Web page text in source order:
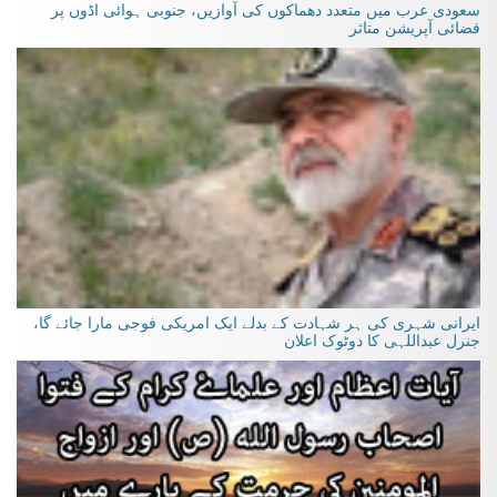
سعودی عرب میں متعدد دھماکوں کی آوازیں، جنوبی ہوائی اڈوں پر
فضائی آپریشن متاثر
ایرانی شہری کی ہر شہادت کے بدلے ایک امریکی فوجی مارا جائے گا،
جنرل عبداللہی کا دوٹوک اعلان